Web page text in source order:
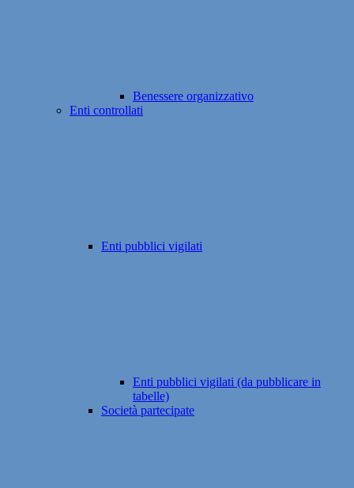
Benessere organizzativo
Enti controllati
Enti pubblici vigilati
Enti pubblici vigilati (da pubblicare in
tabelle)
Società partecipate